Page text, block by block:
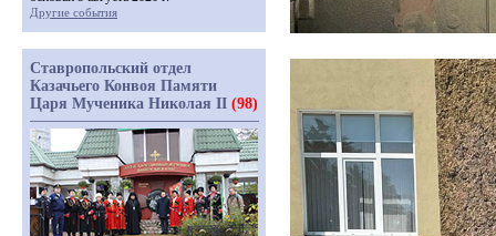
Другие события
Ставропольский отдел
Казачьего Конвоя Памяти
Царя Мученика Николая II (98)